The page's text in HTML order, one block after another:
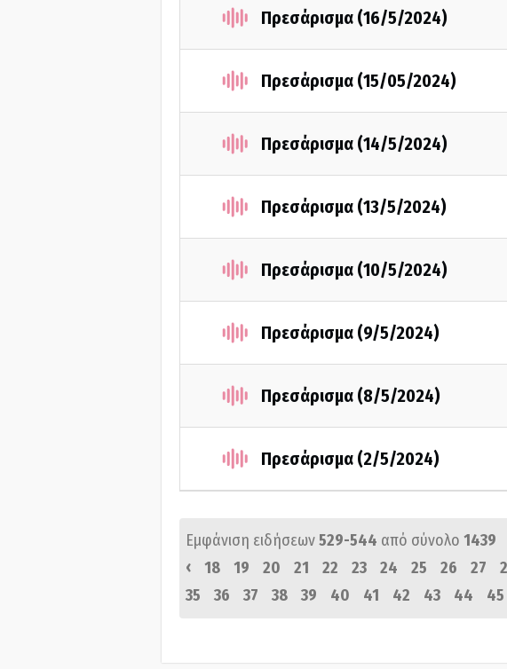
Πρεσάρισμα (16/5/2024)
Πρεσάρισμα (15/05/2024)
Πρεσάρισμα (14/5/2024)
Πρεσάρισμα (13/5/2024)
Πρεσάρισμα (10/5/2024)
Πρεσάρισμα (9/5/2024)
Πρεσάρισμα (8/5/2024)
Πρεσάρισμα (2/5/2024)
Εμφάνιση ειδήσεων529-544 από σύνολο 1439
‹
18 19 20 21 22 23 24 25 26 27
35
36 37 38 39 40 41 42 43 44 45